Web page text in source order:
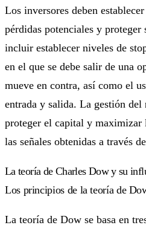
Los inversores deben
pérdidas potenciales y proteger
incluir establecer niveles de
en el que se debe salir de una
mueve en contra, así como el
entrada y salida. La gestión del
proteger el capital y maximizar
las señales obtenidas a través
La teoría de Charles Dow y su
Los principios de la teoría de
La teoría de Dow se basa en